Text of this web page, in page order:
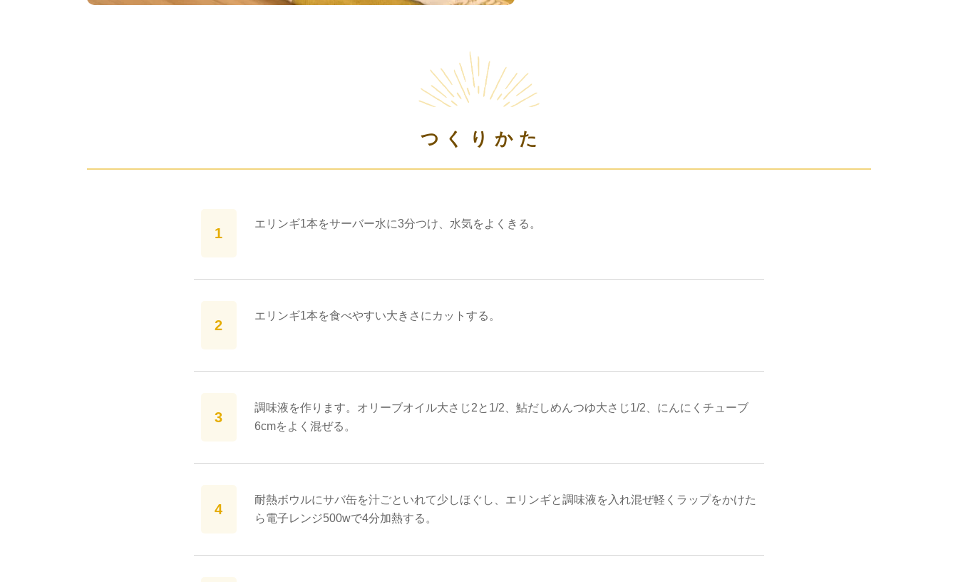
つくりかた
エリンギ1本をサーバー水に3分つけ、水気をよくきる。
エリンギ1本を食べやすい大きさにカットする。
調味液を作ります。オリーブオイル大さじ2と1/2、鮎だしめんつゆ大さじ1/2、にんにくチューブ
6cmをよく混ぜる。
耐熱ボウルにサバ缶を汁ごといれて少しほぐし、エリンギと調味液を入れ混ぜ軽くラップをかけた
ら電子レンジ500wで4分加熱する。